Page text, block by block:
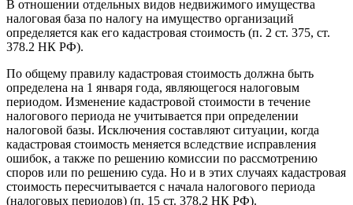
В отношении отдельных видов недвижимого имущества
налоговая база по налогу на имущество организаций
определяется как его кадастровая стоимость (п. 2 ст. 375, ст.
378.2 НК РФ).
По общему правилу кадастровая стоимость должна быть
определена на 1 января года, являющегося налоговым
периодом. Изменение кадастровой стоимости в течение
налогового периода не учитывается при определении
налоговой базы. Исключения составляют ситуации, когда
кадастровая стоимость меняется вследствие исправления
ошибок, а также по решению комиссии по рассмотрению
споров или по решению суда. Но и в этих случаях кадастровая
стоимость пересчитывается с начала налогового периода
(налоговых периодов) (п. 15 ст. 378.2 НК РФ).